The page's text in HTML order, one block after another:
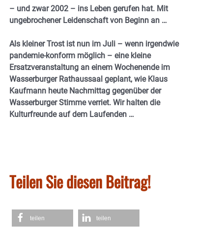
– und zwar 2002 – ins Leben gerufen hat. Mit
ungebrochener Leidenschaft von Beginn an …
Als kleiner Trost ist nun im Juli – wenn irgendwie
pandemie-konform möglich – eine kleine
Ersatzveranstaltung an einem Wochenende im
Wasserburger Rathaussaal geplant, wie Klaus
Kaufmann heute Nachmittag gegenüber der
Wasserburger Stimme verriet. Wir halten die
Kulturfreunde auf dem Laufenden …
Teilen Sie diesen Beitrag!
teilen teilen